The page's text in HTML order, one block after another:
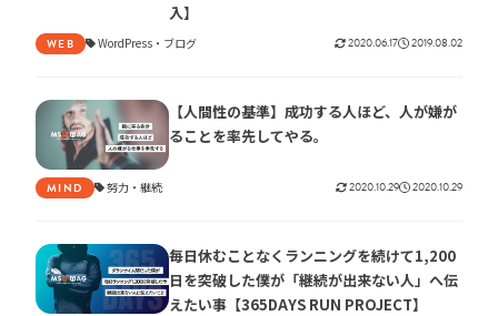
入】
WEB WordPress ブログ 2020.06.17 2019.08.02
【人間性の基準】成功する人ほど、人が嫌が
ることを率先してやる。
MIND 努力 継続 2020.10.29 2020.10.29
毎日休むことなくランニングを続けて1,200
日を突破した僕が「継続が出来ない人」へ伝
えたい事【365DAYS RUN PROJECT】